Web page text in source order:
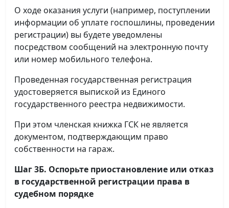
О ходе оказания услуги (например, поступлении
информации об уплате госпошлины, проведении
регистрации) вы будете уведомлены
посредством сообщений на электронную почту
или номер мобильного телефона.
Проведенная государственная регистрация
удостоверяется выпиской из Единого
государственного реестра недвижимости.
При этом членская книжка ГСК не является
документом, подтверждающим право
собственности на гараж.
Шаг 3Б. Оспорьте приостановление или отказ
в государственной регистрации права в
судебном порядке